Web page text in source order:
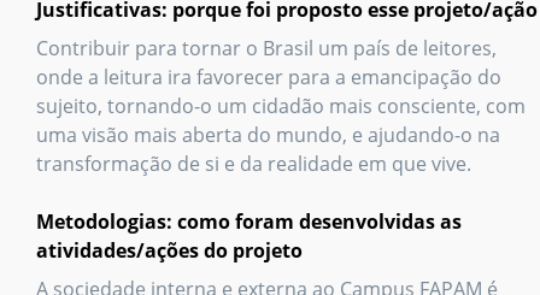
Justificativas: porque foi proposto esse projeto/ação
Contribuir para tornar o Brasil um país de leitores,
onde a leitura ira favorecer para a emancipação do
sujeito, tornando-o um cidadão mais consciente, com
uma visão mais aberta do mundo, e ajudando-o na
transformação de si e da realidade em que vive.
Metodologias: como foram desenvolvidas as
atividades/ações do projeto
A sociedade interna e externa ao Campus FAPAM é